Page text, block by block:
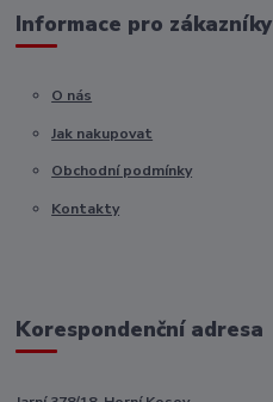
Informace pro zákazníky
O nás
Jak nakupovat
Obchodní podmínky
Kontakty
Korespondenční adresa